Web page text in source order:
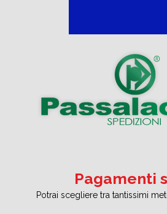
Pagamenti
Potrai scegliere tra tantissimi